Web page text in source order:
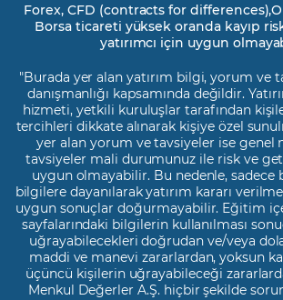
Forex, CFD (contracts for
Borsa ticareti yüksek oranda kayıp
yatırımcı için uygun
"Burada yer alan yatırım bilgi, yorum ve
danışmanlığı kapsamında değildir.
hizmeti, yetkili kuruluşlar tarafından
tercihleri dikkate alınarak kişiye özel
yer alan yorum ve tavsiyeler ise genel
tavsiyeler mali durumunuz ile risk ve
uygun olmayabilir. Bu nedenle, sadece
bilgilere dayanılarak yatırım kararı
uygun sonuçlar doğurmayabilir. Eğitim
sayfalarındaki bilgilerin kullanılması
uğrayabilecekleri doğrudan ve/veya
maddi ve manevi zararlardan, yoksun
üçüncü kişilerin uğrayabileceği
Menkul Değerler A.Ş. hiçbir şekilde